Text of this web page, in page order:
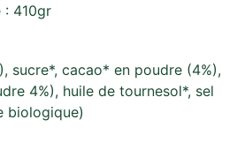
: 410gr
sucre*, cacao* en poudre (4%),
4%), huile de tournesol*, sel
biologique)